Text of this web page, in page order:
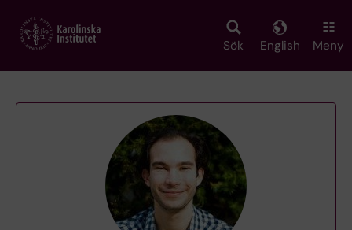
main
Sök English Meny